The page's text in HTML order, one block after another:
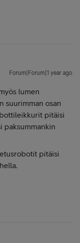
Forum|Forum|1 year ago
lumen
suurimman osan
pitäisi
paksummankin
pitäisi